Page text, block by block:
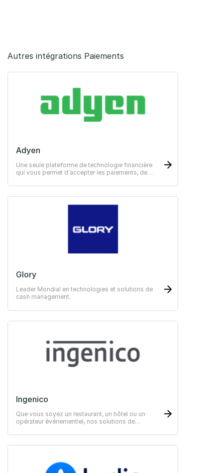
Autres intégrations Paiements
Adyen
Une seule plateforme de technologie financière
qui vous permet d'accepter les paiements, de
Glory
Leader Mondial en technologies et solutions de
cash management.
Ingenico
Que vous soyez un restaurant, un hôtel ou un
opérateur événementiel, nos solutions de
clients.